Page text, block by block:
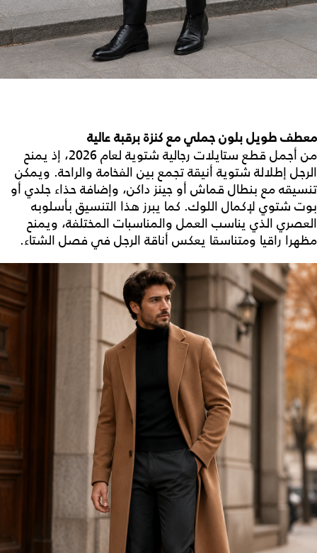
معطف طويل بلون جملي مع كنزة برقبة عالية
من أجمل قطع ستايلات رجالية شتوية
لعام 2026، إذ يمنح
الرجل إطلالة شتوية أنيقة تجمع بين الفخامة والراحة. ويمكن
تنسيقه مع بنطال قماش أو جينز داكن، وإضافة حذاء جلدي أو
بوت شتوي لإكمال اللوك. كما يبرز هذا التنسيق بأسلوبه
العصري الذي يناسب العمل والمناسبات المختلفة، ويمنح
مظهرا راقيا ومتناسقا يعكس أناقة الرجل في فصل الشتاء.